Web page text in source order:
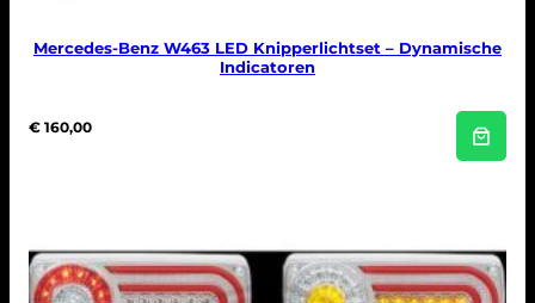
Mercedes-Benz W463 LED Knipperlichtset – Dynamische
Indicatoren
€ 160,00